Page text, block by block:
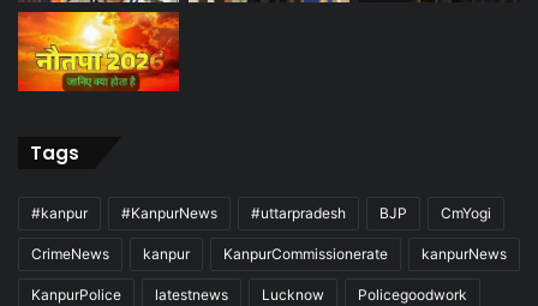
Tags
#kanpur #KanpurNews #uttarpradesh BJP CmYogi
CrimeNews kanpur KanpurCommissionerate kanpurNews
KanpurPolice latestnews Lucknow Policegoodwork